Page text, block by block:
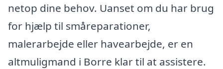
netop dine behov. Uanset om du har brug
for hjælp til småreparationer,
malerarbejde eller havearbejde, er en
altmuligmand i Borre klar til at assistere.